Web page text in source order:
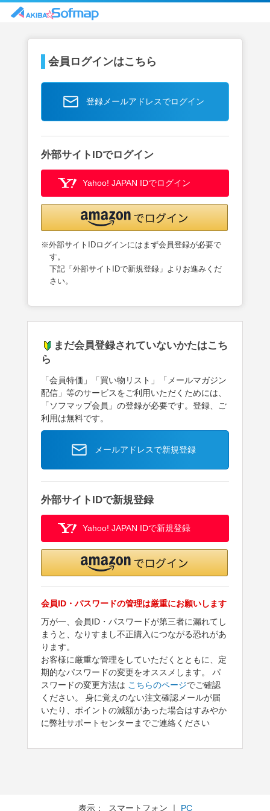
会員ログインはこちら
登録メールアドレスでログイン
外部サイトIDでログイン
Yahoo! JAPAN IDでログイン
※外部サイトIDログインにはまず会員登録が必要で
す。
下記「外部サイトIDで新規登録」よりお進みくだ
さい。
まだ会員登録されていないかたはこち
ら
「会員特価」「買い物リスト」「メールマガジン
配信」等のサービスをご利用いただくためには、
「ソフマップ会員」の登録が必要です。登録、ご
利用は無料です。
メールアドレスで新規登録
外部サイトIDで新規登録
Yahoo! JAPAN IDで新規登録
会員ID・パスワードの管理は厳重にお願いします
万が一、会員ID・パスワードが第三者に漏れてし
まうと、なりすまし不正購入につながる恐れがあ
ります。
お客様に厳重な管理をしていただくとともに、定
期的なパスワードの変更をオススメします。 パ
スワードの変更方法は こちらのページでご確認
ください。 身に覚えのない注文確認メールが届
いたり、ポイントの減額があった場合はすみやか
に弊社サポートセンターまでご連絡ください
表示： スマートフォン ｜ PC